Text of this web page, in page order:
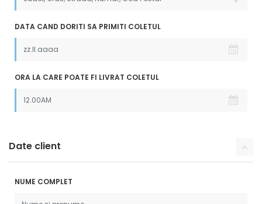
DATA CAND DORITI SA PRIMITI COLETUL
ORA LA CARE POATE FI LIVRAT COLETUL
Date client
NUME COMPLET